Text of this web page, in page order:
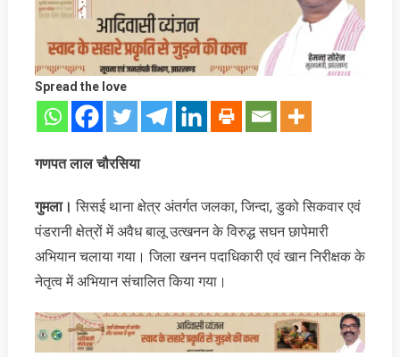
Spread the love
गणपत लाल चौरसिया
गुमला। सिसई थाना क्षेत्र अंतर्गत जलका, जिन्दा, डुको सिकवार एवं
पंडरानी क्षेत्रों में अवैध बालू उत्खनन के विरुद्ध सघन छापेमारी
अभियान चलाया गया। जिला खनन पदाधिकारी एवं खान निरीक्षक के
नेतृत्व में अभियान संचालित किया गया।